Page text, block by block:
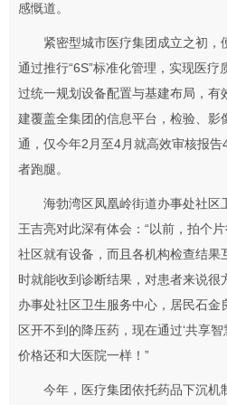
感慨道。
紧密型城市医疗集团成立之初，
通过推行“6S”标准化管理，实现医
过统一规划设备配置与基建布局，有
建覆盖全集团的信息平台，检验、影
通，仅今年2月至4月就高效审核报告
者跑腿。
海勃湾区凤凰岭街道办事处社区
王吉亮对此深有体会：“以前，拍个
社区就有设备，而且各机构检查结果
时就能收到诊断结果，对患者来说很
办事处社区卫生服务中心，居民石金
区开不到的降压药，现在通过‘共享智
价格还和大医院一样！”
今年，医疗集团依托药品下沉机